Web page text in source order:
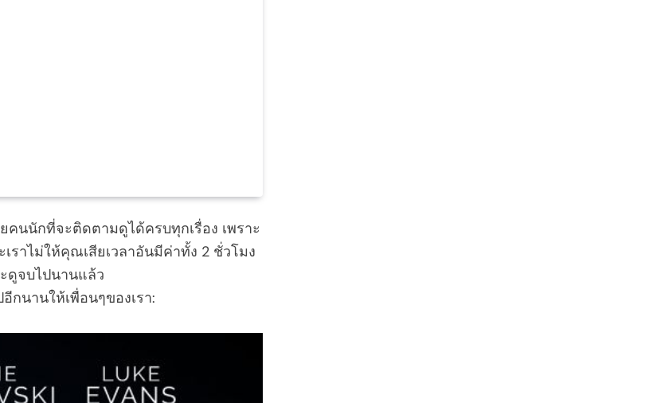
นนักที่จะติดตามดูได้ครบทุกเรื่อง เพราะ
ราไม่ให้คุณเสียเวลาอันมีค่าทั้ง 2 ชั่วโมง
ดูจบไปนานแล้ว
นานให้เพื่อนๆของเรา: